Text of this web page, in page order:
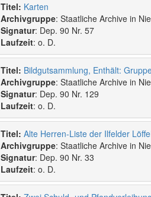
Titel: Karten
Archivgruppe: Staatliche Archive in
Signatur: Dep. 90 Nr. 57
Laufzeit: o. D.
Titel:
Archivgruppe: Staatliche Archive in
Signatur: Dep. 90 Nr. 129
Laufzeit: o. D.
Titel:
Archivgruppe: Staatliche Archive in
Signatur: Dep. 90 Nr. 33
Laufzeit: o. D.